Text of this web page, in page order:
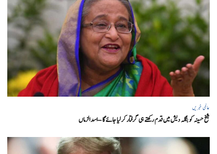
عالمی خبریں
شیخ حسینہ کو بنگلہ دیش میں قدم رکھتے ہی گرفتار کر لیا جائے گا – اسد الزماں